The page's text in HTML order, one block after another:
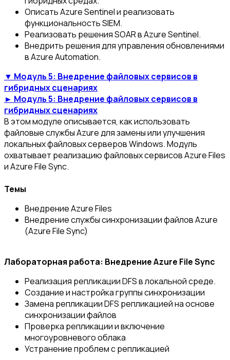
Описать Azure Sentinel и реализовать
функциональность SIEM.
Реализовать решения SOAR в Azure Sentinel.
Внедрить решения для управления обновлениями
в Azure Automation.
▼ Модуль 5: Внедрение файловых сервисов в
гибридных сценариях
► Модуль 5: Внедрение файловых сервисов в
гибридных сценариях
В этом модуле описывается, как использовать
файловые службы Azure для замены или улучшения
локальных файловых серверов Windows. Модуль
охватывает реализацию файловых сервисов Azure Files
и Azure File Sync.
Темы
Внедрение Azure Files
Внедрение службы синхронизации файлов Azure
(Azure File Sync)
Лабораторная работа: Внедрение Azure File Sync
Реализация репликации DFS в локальной среде.
Создание и настройка группы синхронизации
Замена репликации DFS репликацией на основе
синхронизации файлов
Проверка репликации и включение
многоуровневого облака
Устранение проблем с репликацией